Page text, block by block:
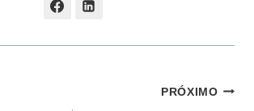
PRÓXIMO